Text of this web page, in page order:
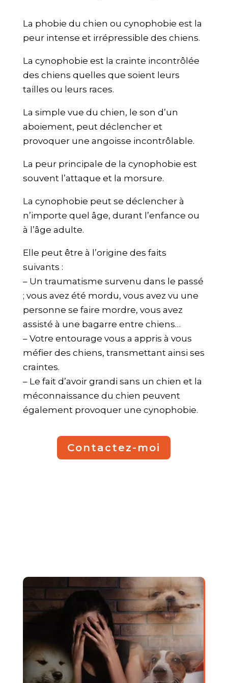
La phobie du chien ou cynophobie est la
peur intense et irrépressible des chiens.
La cynophobie est la crainte incontrôlée
des chiens quelles que soient leurs
tailles ou leurs races.
La simple vue du chien, le son d’un
aboiement, peut déclencher et
provoquer une angoisse incontrôlable.
La peur principale de la cynophobie est
souvent l’attaque et la morsure.
La cynophobie peut se déclencher à
n’importe quel âge, durant l’enfance ou
à l’âge adulte.
Elle peut être à l’origine des faits
suivants :
– Un traumatisme survenu dans le passé
; vous avez été mordu, vous avez vu une
personne se faire mordre, vous avez
assisté à une bagarre entre chiens…
– Votre entourage vous a appris à vous
méfier des chiens, transmettant ainsi ses
craintes.
– Le fait d’avoir grandi sans un chien et la
méconnaissance du chien peuvent
également provoquer une cynophobie.
Contactez-moi